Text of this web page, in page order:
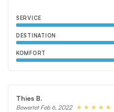
SERVICE
DESTINATION
KOMFORT
Thies B.
Bewertet Feb 6, 2022